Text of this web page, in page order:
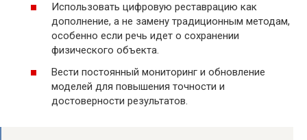
Использовать цифровую реставрацию как
дополнение, а не замену традиционным методам,
особенно если речь идет о сохранении
физического объекта.
Вести постоянный мониторинг и обновление
моделей для повышения точности и
достоверности результатов.